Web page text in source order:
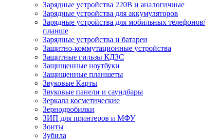
Зарядные устройства 220В и аналогичные
Зарядные устройства для аккумуляторов
Зарядные устройства для мобильных телефонов/
планше
Зарядные устройства и батареи
Защитно-коммутационные устройства
Защитные гильзы КДЗС
Защищенные ноутбуки
Защищенные планшеты
Звуковые Карты
Звуковые панели и саундбары
Зеркала косметические
Зернодробилки
ЗИП для принтеров и МФУ
Зонты
Зубила